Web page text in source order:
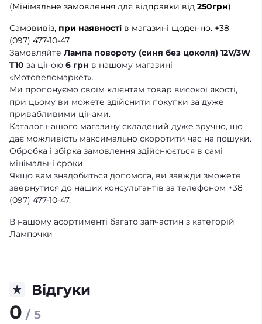
(Мінімальне замовлення для відправки від 250грн)
Самовивіз, при наявності в магазині щоденно. +38
(097) 477-10-47
Замовляйте Лампа повороту (синя без цоколя) 12V/3W
T10 за ціною 6 грн в нашому магазині
«Мотовеломаркет».
Ми пропонуємо своїм клієнтам товар високої якості,
при цьому ви можете здійснити покупки за дуже
привабливими цінами.
Каталог нашого магазину складений дуже зручно, що
дає можливість максимально скоротити час на пошуки.
Обробка і збірка замовлення здійснюється в самі
мінімальні сроки.
Якщо вам знадобиться допомога, ви завжди зможете
звернутися до наших консультантів за телефоном +38
(097) 477-10-47.
В нашому асортименті багато запчастин з категорій
Лампочки
Відгуки
0 / 5